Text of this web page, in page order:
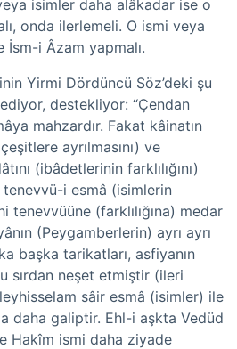
isimler daha alâkadar ise o
onda ilerlemeli. O ismi veya
i Âzam yapmalı.
Yirmi Dördüncü Söz’deki şu
destekliyor: “Çendan
mahzardır. Fakat kâinatın
ayrılmasını) ve
(ibâdetlerinin farklılığını)
i esmâ (isimlerin
tenevvüüne (farklılığına) medar
(Peygamberlerin) ayrı ayrı
başka tarikatları, asfiyanın
sırdan neşet etmiştir (ileri
sâir esmâ (isimler) ile
daha galiptir. Ehl-i aşkta Vedüd
Hakîm ismi daha ziyade